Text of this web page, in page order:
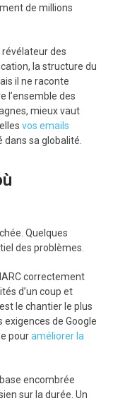
de millions
révélateur des
la structure du
il ne raconte
l’ensemble des
mieux vaut
vos emails
sa globalité.
Quelques
des problèmes.
correctement
d’un coup et
le chantier le plus
exigences de Google
pouraméliorer la
base encombrée
sur la durée. Un